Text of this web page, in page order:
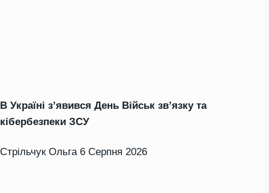
В Україні з’явився День Військ зв’язку та
кібербезпеки ЗСУ
Стрільчук Ольга 6 Серпня 2026